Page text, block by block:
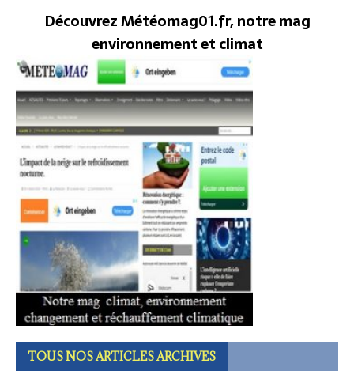
Découvrez Météomag01.fr, notre mag
environnement et climat
TOUS NOS ARTICLES ARCHIVES